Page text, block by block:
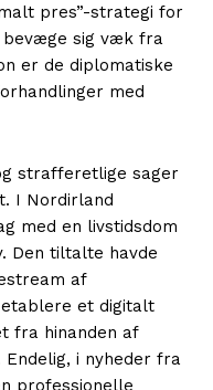
pres”-strategi for
bevæge sig væk fra
er de diplomatiske
med
strafferetlige sager
I Nordirland
med en livstidsdom
Den tiltalte havde
af
etablere et digitalt
fra hinanden af
i nyheder fra
professionelle